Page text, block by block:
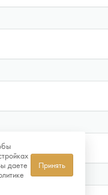
даете
Принять